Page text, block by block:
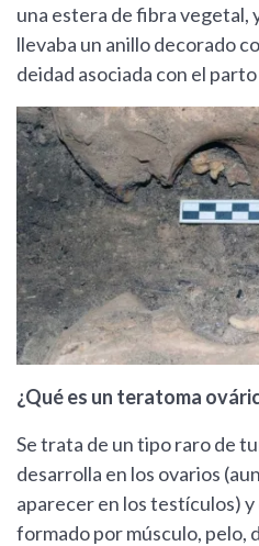
una estera de fibra vegetal,
llevaba un anillo decorado
deidad asociada con el
¿Qué es un teratoma
Se trata de un tipo raro de
desarrolla en los ovarios
aparecer en los testículos)
formado por músculo, pelo,